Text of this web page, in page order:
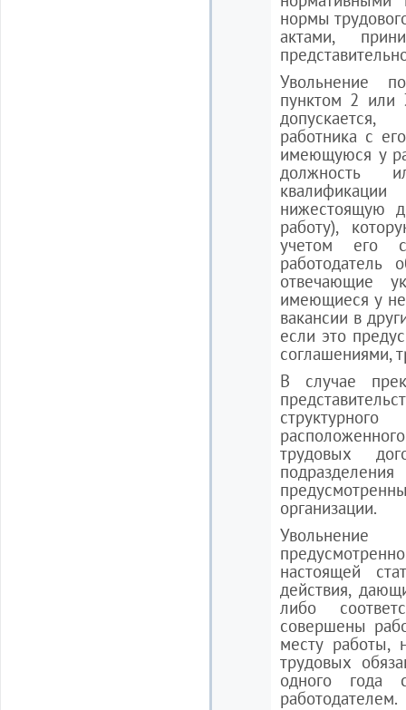
нормы
актами,
Увольнение
пунктом 2 или
работника с
имеющуюся у
должность
нижестоящую
работу),
учетом его
работодатель
отвечающие
имеющиеся у
вакансии в
если это
соглашениями,
В случае
трудовых
организации.
настоящей
действия,
либо
совершены
месту
трудовых
одного года
работодателем.